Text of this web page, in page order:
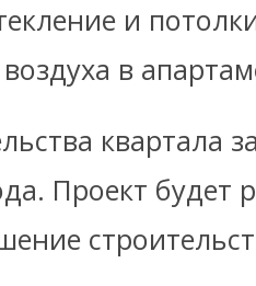
и
в
квартала
Проект будет